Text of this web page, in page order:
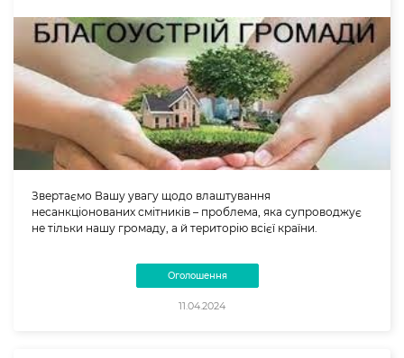
Звертаємо Вашу увагу щодо влаштування
несанкціонованих смітників – проблема, яка супроводжує
не тільки нашу громаду, а й територію всієї країни.
Оголошення
11.04.2024